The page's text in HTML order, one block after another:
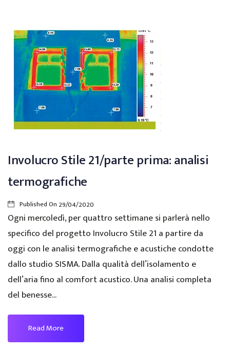
Involucro Stile 21/parte prima: analisi
termografiche
Published On 29/04/2020
Ogni mercoledì, per quattro settimane si parlerà nello
specifico del progetto Involucro Stile 21 a partire da
oggi con le analisi termografiche e acustiche condotte
dallo studio SISMA. Dalla qualità dell’isolamento e
dell’aria fino al comfort acustico. Una analisi completa
del benesse...
Read More